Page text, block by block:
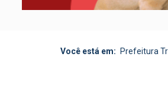
Você está em: Prefeitura